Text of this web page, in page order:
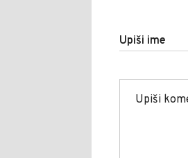
Upiši ime